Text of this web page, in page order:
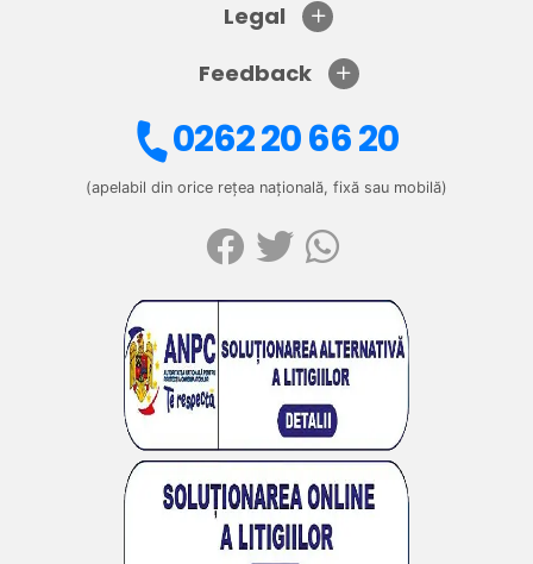
Legal
Feedback
0262 20 66 20
(apelabil din orice rețea națională, fixă sau mobilă)